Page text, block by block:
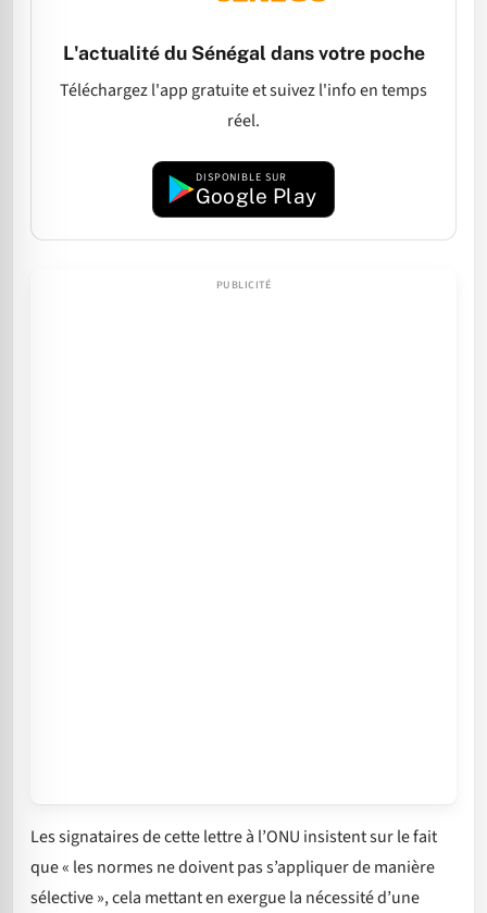
L'actualité du Sénégal dans votre poche
Téléchargez l'app gratuite et suivez l'info en temps
réel.
DISPONIBLE SUR
Google Play
Les signataires de cette lettre à l’ONU insistent sur le fait
que « les normes ne doivent pas s’appliquer de manière
sélective », cela mettant en exergue la nécessité d’une